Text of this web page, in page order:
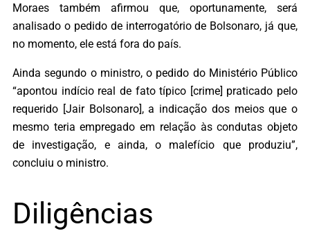
Moraes também afirmou que, oportunamente, será
analisado o pedido de interrogatório de Bolsonaro, já que,
no momento, ele está fora do país.
Ainda segundo o ministro, o pedido do Ministério Público
“apontou indício real de fato típico [crime] praticado pelo
requerido [Jair Bolsonaro], a indicação dos meios que o
mesmo teria empregado em relação às condutas objeto
de investigação, e ainda, o malefício que produziu”,
concluiu o ministro.
Diligências